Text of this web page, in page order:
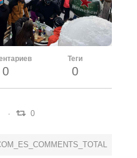
0
Теги
0
0